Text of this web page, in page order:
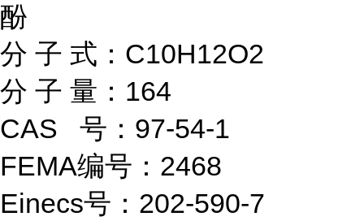
酚
分 子 式：C10H12O2
分 子 量：164
CAS 号：97-54-1
FEMA编号：2468
Einecs号：202-590-7